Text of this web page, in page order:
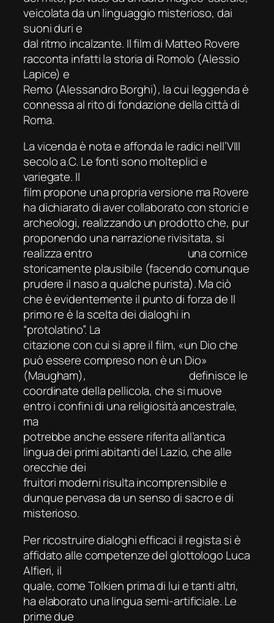
veicolata da un linguaggio misterioso, dai
suoni duri e
dal ritmo incalzante. Il film di Matteo Rovere
racconta infatti la storia di Romolo (Alessio
Lapice) e
Remo (Alessandro Borghi), la cui leggenda è
connessa al rito di fondazione della città di
Roma.
La vicenda è nota e affonda le radici nell’VIII
secolo a.C. Le fonti sono molteplici e
variegate. Il
film propone una propria versione ma Rovere
ha dichiarato di aver collaborato con storici e
archeologi, realizzando un prodotto che, pur
proponendo una narrazione rivisitata, si
realizza entro una cornice
storicamente plausibile (facendo comunque
prudere il naso a qualche purista). Ma ciò
che è evidentemente il punto di forza de Il
primo reè la scelta dei dialoghi in
“protolatino”. La
citazione con cui si apre il film, «un Dio che
può essere compreso non è un Dio»
(Maugham), definisce le
coordinate della pellicola, che si muove
entro i confini di una religiosità ancestrale,
ma
potrebbe anche essere riferita all’antica
lingua dei primi abitanti del Lazio, che alle
orecchie dei
fruitori moderni risulta incomprensibile e
dunque pervasa da un senso di sacro e di
misterioso.
Per ricostruire dialoghi efficaci il regista si è
affidato alle competenze del glottologo Luca
Alfieri, il
quale, come Tolkien prima di lui e tanti altri,
ha elaborato una lingua semi-artificiale. Le
prime due